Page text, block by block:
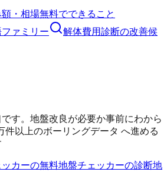
額・相場無料でできること
ァミリー 解体費用診断の改善候
す。地盤改良が必要か事前にわから
件以上のボーリングデータ へ進める
カーの無料地盤チェッカーの診断地